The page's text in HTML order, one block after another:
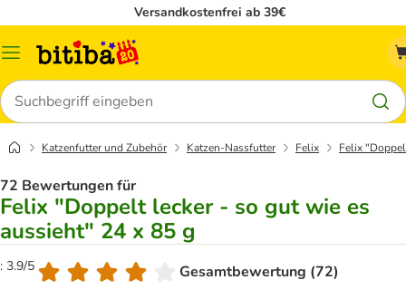
Versandkostenfrei ab 39€
Menü
Suchen
Katzenfutter und Zubehör Katzen-Nassfutter Felix Felix
72 Bewertungen für
Felix "Doppelt lecker - so gut wie es
aussieht" 24 x 85 g
: 3.9/5 Gesamtbewertung (72)